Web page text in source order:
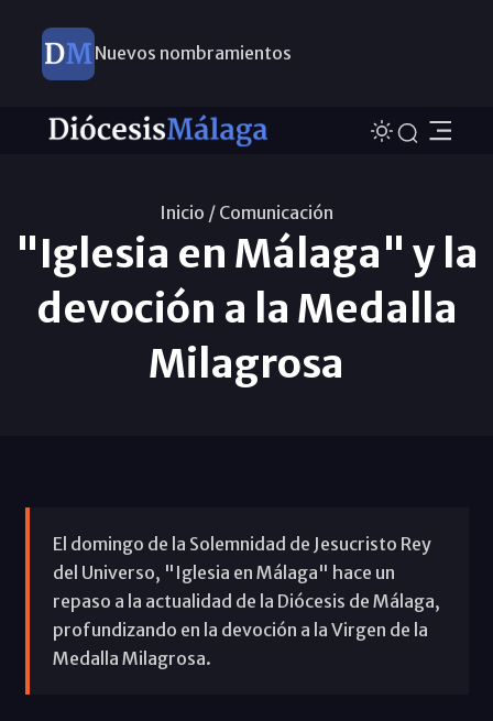
Nuevos nombramientos
Inicio / Comunicación
"Iglesia en Málaga" y la
devoción a la Medalla
Milagrosa
El domingo de la Solemnidad de Jesucristo Rey
del Universo, "Iglesia en Málaga" hace un
repaso a la actualidad de la Diócesis de Málaga,
profundizando en la devoción a la Virgen de la
Medalla Milagrosa.